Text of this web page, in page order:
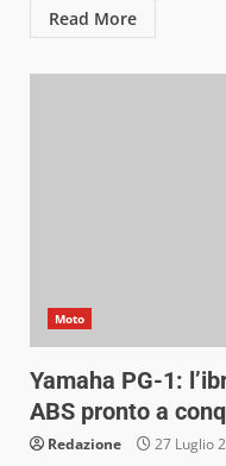
Read More
Moto
Yamaha PG-1:
ABS pronto a
Redazione 27 Luglio